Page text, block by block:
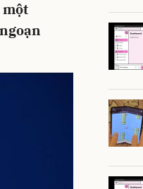
một